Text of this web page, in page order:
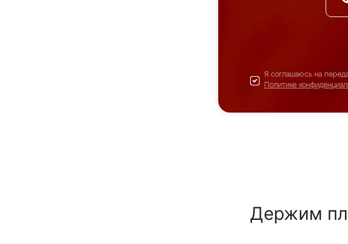
Я соглашаюсь на
Политике
Держим